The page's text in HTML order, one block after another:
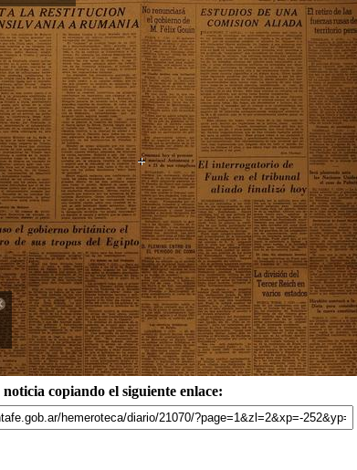
copiando el siguiente enlace: